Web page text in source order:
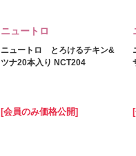
ニュートロ
ニュートロ とろけるチキン&
ツナ20本入り NCT204
[会員のみ価格公開]